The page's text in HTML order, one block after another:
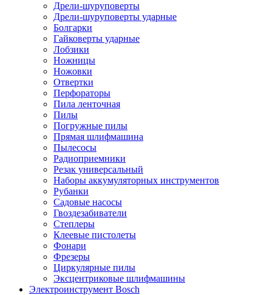
Дрели-шуруповерты
Дрели-шуруповерты ударные
Болгарки
Гайковерты ударные
Лобзики
Ножницы
Ножовки
Отвертки
Перфораторы
Пила ленточная
Пилы
Погружные пилы
Прямая шлифмашина
Пылесосы
Радиоприемники
Резак универсальный
Наборы аккумуляторных инструментов
Рубанки
Садовые насосы
Гвоздезабиватели
Степлеры
Клеевые пистолеты
Фонари
Фрезеры
Циркулярные пилы
Эксцентриковые шлифмашины
Электроинструмент Bosch